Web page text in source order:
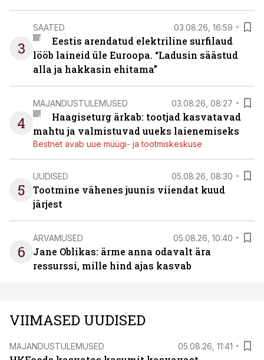
3
SAATED 03.08.26, 16:59
Eestis arendatud elektriline surfilaud
lööb laineid üle Euroopa. “Ladusin säästud
alla ja hakkasin ehitama”
4
MAJANDUSTULEMUSED 03.08.26, 08:27
Haagiseturg ärkab: tootjad kasvatavad
mahtu ja valmistuvad uueks laienemiseks
Bestnet avab uue müügi- ja tootmiskeskuse
5
UUDISED 05.08.26, 08:30
Tootmine vähenes juunis viiendat kuud
järjest
6
ARVAMUSED 05.08.26, 10:40
Jane Oblikas: ärme anna odavalt ära
ressurssi, mille hind ajas kasvab
VIIMASED UUDISED
MAJANDUSTULEMUSED 05.08.26, 11:41